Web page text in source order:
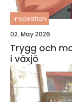
inspiration
02. May 2026
Trygg och
i växjö